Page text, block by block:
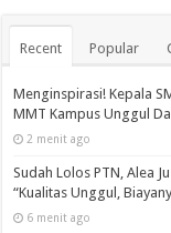
Recent Popular
Menginspirasi! Kepala
MMT Kampus Unggul
2 menit ago
Sudah Lolos PTN, Alea
“Kualitas Unggul,
6 menit ago